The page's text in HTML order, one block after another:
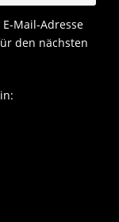
Mail-Adresse
den nächsten